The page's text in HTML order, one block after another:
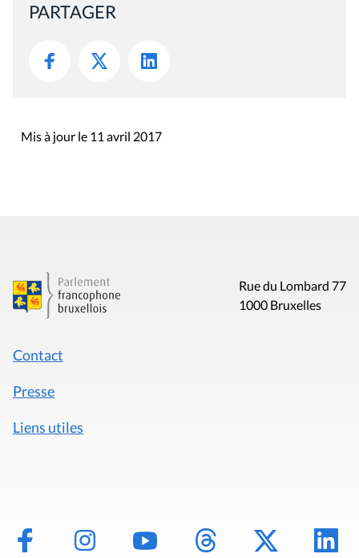
PARTAGER
Mis à jour le 11 avril 2017
Rue du Lombard 77
1000 Bruxelles
Contact
Presse
Liens utiles